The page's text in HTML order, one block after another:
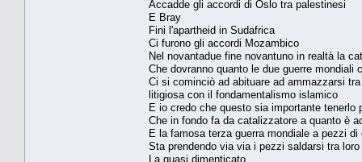
Accadde gli accordi di Oslo tra palestinesi
E Bray
Fini l'apartheid in Sudafrica
Ci furono gli accordi Mozambico
Nel novantadue fine novantuno in realtà la
Che dovranno quanto le due guerre
Ci si cominciò ad abituare ad ammazzarsi
litigiosa con il fondamentalismo islamico
E io credo che questo sia importante tenerlo
Che in fondo fa da catalizzatore a quanto è
E la famosa terza guerra mondiale a pezzi
Sta prendendo via via i pezzi saldarsi tra
La quasi dimenticato